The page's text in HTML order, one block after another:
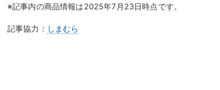
※記事内の商品情報は2025年7月23日時点です。
記事協力： しまむら